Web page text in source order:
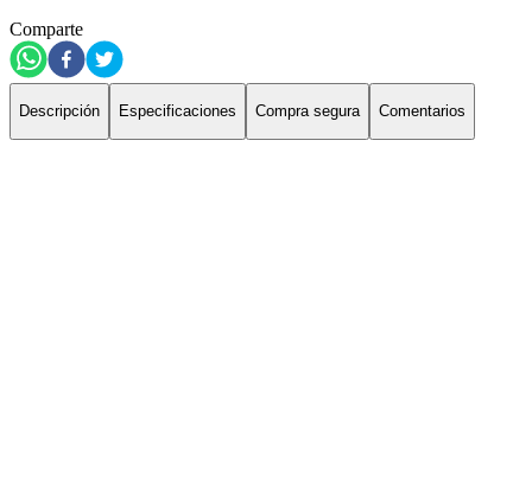
Comparte
Descripción Especificaciones Compra segura Comentarios